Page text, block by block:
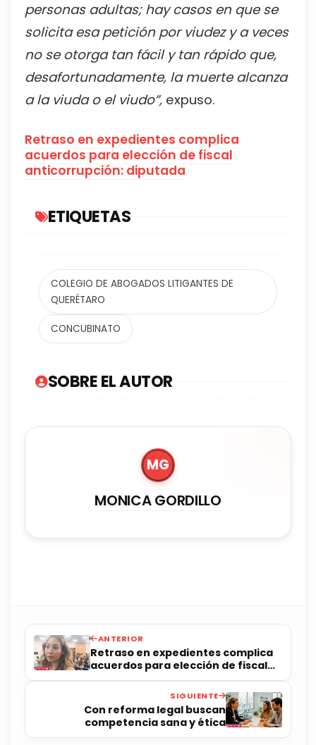
personas adultas; hay casos en que se
solicita esa petición por viudez y a veces
no se otorga tan fácil y tan rápido que,
desafortunadamente, la muerte alcanza
a la viuda o el viudo”, expuso.
Retraso en expedientes complica
acuerdos para elección de fiscal
anticorrupción: diputada
ETIQUETAS
COLEGIO DE ABOGADOS LITIGANTES DE
QUERÉTARO
CONCUBINATO
SOBRE EL AUTOR
MG
MONICA GORDILLO
ANTERIOR
Retraso en expedientes complica
acuerdos para elección de fiscal
anticorrupción: diputada
SIGUIENTE
Con reforma legal buscan
competencia sana y ética